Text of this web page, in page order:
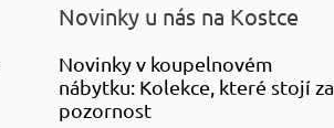
Novinky u nás na Kostce
Novinky v koupelnovém
nábytku: Kolekce, které stojí za
pozornost